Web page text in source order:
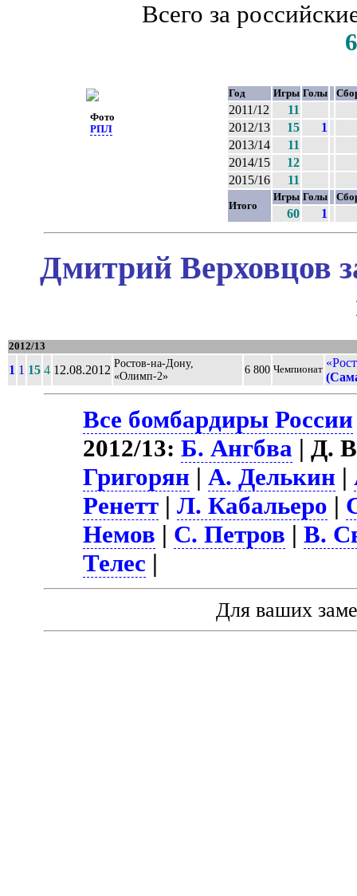
Фото
РПЛ
Всего за
Год Игры Голы
2011/12
11
2012/13
15
1
2013/14
11
2014/15
12
2015/16
11
Итого
Игры Голы
60 1
Дмитрий Верховцов
2012/13
1 1 15 4 12.08.2012 Ростов-на-Дону,
«Олимп-2»
6 800 Чемпионат
Все бомбардиры России
2012/13:Б. Ангбва | Д.
Григорян |А. Делькин |
Ренетт |Л. Кабальеро |
Немов | С. Петров |В.
Телес |
Для ваших